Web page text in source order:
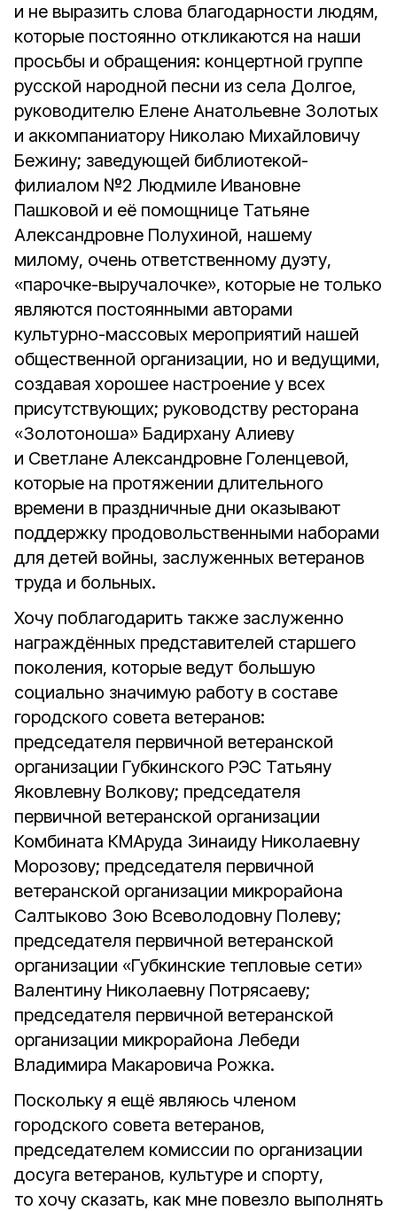
и не выразить слова благодарности людям,
которые постоянно откликаются на наши
просьбы и обращения: концертной группе
русской народной песни из села Долгое,
руководителю Елене Анатольевне Золотых
и аккомпаниатору Николаю Михайловичу
Бежину; заведующей библиотекой-
филиалом №2 Людмиле Ивановне
Пашковой и её помощнице Татьяне
Александровне Полухиной, нашему
милому, очень ответственному дуэту,
«парочке-выручалочке», которые не только
являются постоянными авторами
культурно-массовых мероприятий нашей
общественной организации, но и ведущими,
создавая хорошее настроение у всех
присутствующих; руководству ресторана
«Золотоноша» Бадирхану Алиеву
и Светлане Александровне Голенцевой,
которые на протяжении длительного
времени в праздничные дни оказывают
поддержку продовольственными наборами
для детей войны, заслуженных ветеранов
труда и больных.
Хочу поблагодарить также заслуженно
награждённых представителей старшего
поколения, которые ведут большую
социально значимую работу в составе
городского совета ветеранов:
председателя первичной ветеранской
организации Губкинского РЭС Татьяну
Яковлевну Волкову; председателя
первичной ветеранской организации
Комбината КМАруда Зинаиду Николаевну
Морозову; председателя первичной
ветеранской организации микрорайона
Салтыково Зою Всеволодовну Полеву;
председателя первичной ветеранской
организации «Губкинские тепловые сети»
Валентину Николаевну Потрясаеву;
председателя первичной ветеранской
организации микрорайона Лебеди
Владимира Макаровича Рожка.
Поскольку я ещё являюсь членом
городского совета ветеранов,
председателем комиссии по организации
досуга ветеранов, культуре и спорту,
то хочу сказать, как мне повезло выполнять